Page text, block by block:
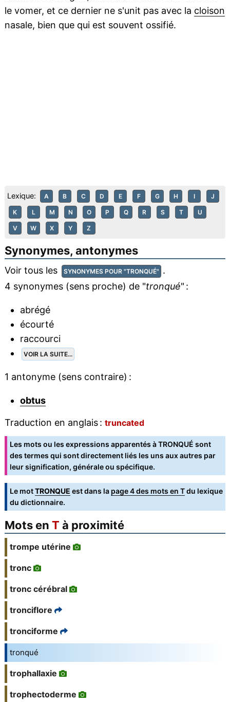
le vomer, et ce dernier ne s'unit pas avec la cloison
nasale, bien que qui est souvent ossifié.
Lexique: A B C D E F G H I J
K L M N O P Q R S T U
V W X Y Z
Synonymes, antonymes
Voir tous les SYNONYMES POUR "TRONQUÉ" .
4 synonymes (sens proche) de "tronqué" :
abrégé
écourté
raccourci
VOIR LA SUITE...
1 antonyme (sens contraire) :
obtus
Traduction en anglais : truncated
Les mots ou les expressions apparentés à TRONQUÉ sont
des termes qui sont directement liés les uns aux autres par
leur signification, générale ou spécifique.
Le motTRONQUE est dans la page 4 des mots en Tdu lexique
du dictionnaire.
Mots en T à proximité
trompe utérine
tronc
tronc cérébral
tronciflore
tronciforme
tronqué
trophallaxie
trophectoderme